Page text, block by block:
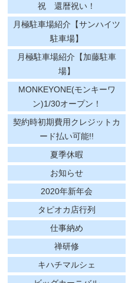
祝 還暦祝い！
月極駐車場紹介【サンハイツ
駐車場】
月極駐車場紹介【加藤駐車
場】
MONKEYONE(モンキーワ
ン)1/30オープン！
契約時初期費用クレジットカ
ード払い可能!!
夏季休暇
お知らせ
2020年新年会
タピオカ店行列
仕事納め
禅研修
キハチマルシェ